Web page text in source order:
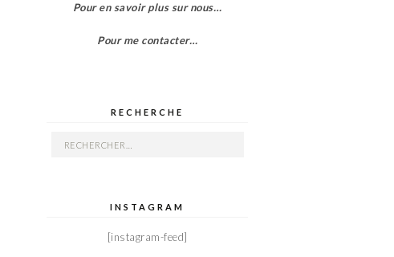
Pour en savoir plus sur nous…
Pour me contacter…
RECHERCHE
Rechercher :
INSTAGRAM
[instagram-feed]